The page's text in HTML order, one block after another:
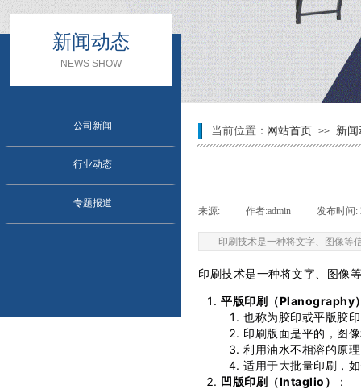
新闻动态
NEWS SHOW
公司新闻
行业动态
专题报道
当前位置： 网站首页 >> 新
来源: 作者:admin 发布时间:
印刷技术是一种将文字、图像等
印刷技术是一种将文字、图像
平版印刷（Planography
也称为胶印或平版胶
印刷版面是平的，图
利用油水不相溶的原
适用于大批量印刷，
凹版印刷（Intaglio）
：